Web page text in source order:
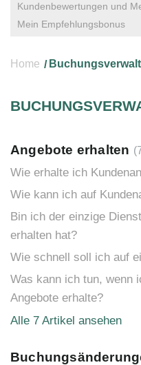
Home
Angebote erhalten
Wie erhalte ich
Wie kann ich auf
Bin ich der einzige
erhalten hat?
Wie schnell soll ich auf
Was kann ich tun, wenn
Angebote erhalte?
Alle 7 Artikel ansehen
Kundenbewertungen und
Mein Empfehlungsbonus